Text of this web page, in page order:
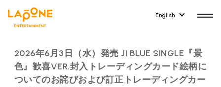
English
2026年6月3日（水）発売 JI BLUE SINGLE『景
色』歓喜VER.封入トレーディングカード絵柄に
ついてのお詫びおよび訂正トレーディングカー